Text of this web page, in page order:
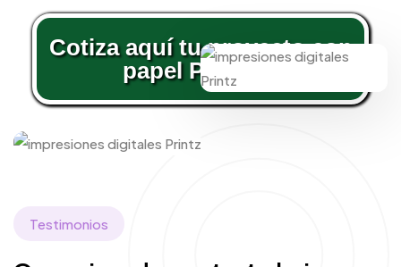
Cotiza aquí tu proyecto con
papel Polypap
Testimonios